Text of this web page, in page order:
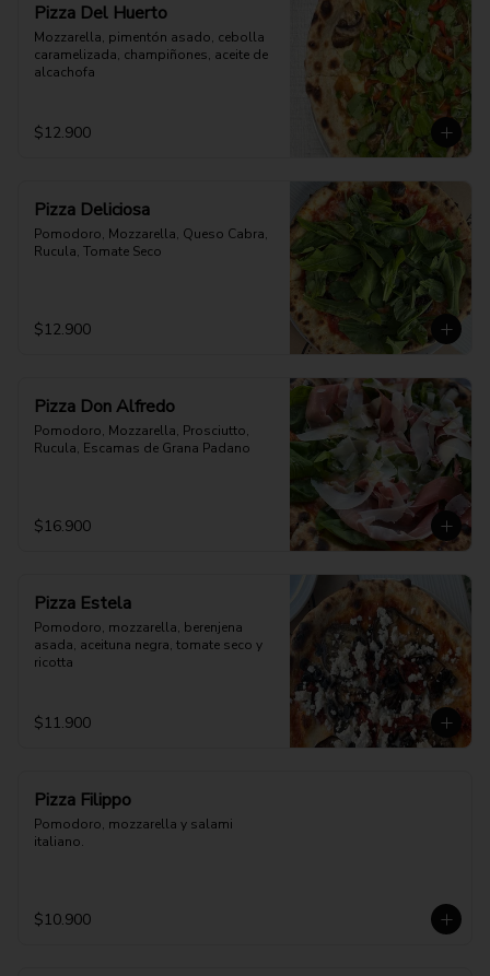
Pizza Del Huerto
Mozzarella, pimentón asado, cebolla
caramelizada, champiñones, aceite de
alcachofa
$12.900
Pizza Deliciosa
Pomodoro, Mozzarella, Queso Cabra,
Rucula, Tomate Seco
$12.900
Pizza Don Alfredo
Pomodoro, Mozzarella, Prosciutto,
Rucula, Escamas de Grana Padano
$16.900
Pizza Estela
Pomodoro, mozzarella, berenjena
asada, aceituna negra, tomate seco y
ricotta
$11.900
Pizza Filippo
Pomodoro, mozzarella y salami
italiano.
$10.900